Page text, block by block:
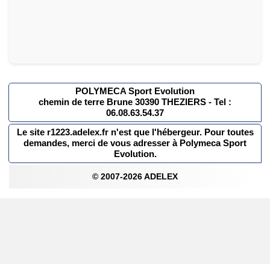
POLYMECA Sport Evolution
chemin de terre Brune 30390 THEZIERS - Tel :
06.08.63.54.37
Le site r1223.adelex.fr n'est que l'hébergeur. Pour toutes
demandes, merci de vous adresser à Polymeca Sport
Evolution.
© 2007-2026 ADELEX